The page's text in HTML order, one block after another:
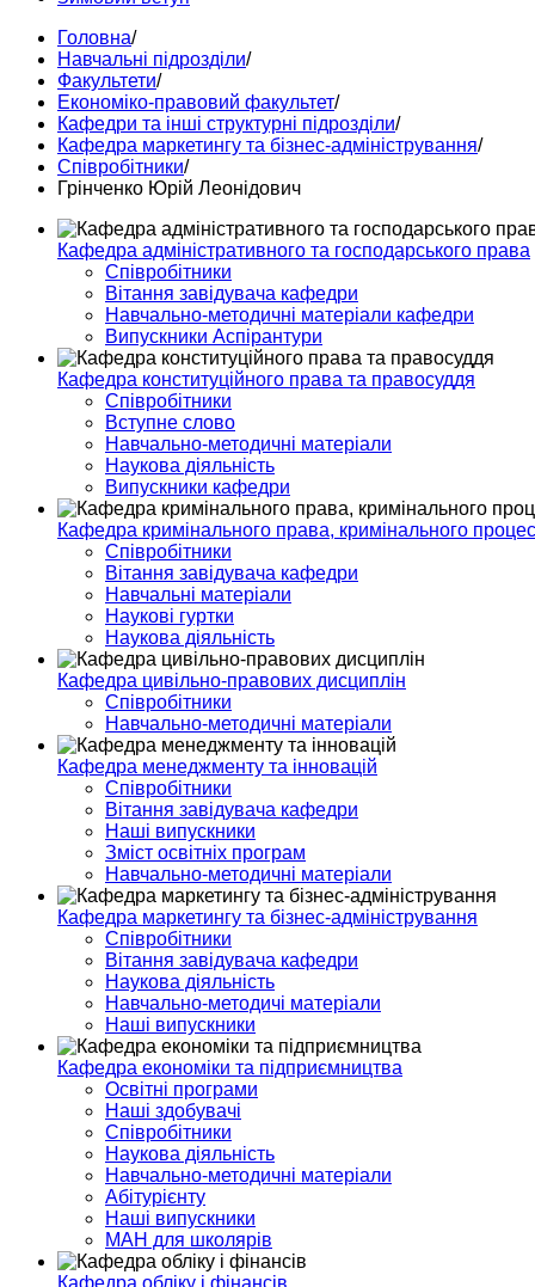
Головна/
Навчальні підрозділи/
Факультети/
Економіко-правовий факультет/
Кафедри та інші структурні підрозділи/
Кафедра маркетингу та бізнес-адміністрування/
Співробітники/
Грінченко Юрій Леонідович
Кафедра адміністративного та господарського права
Співробітники
Вітання завідувача кафедри
Навчально-методичні матеріали кафедри
Випускники Аспірантури
Кафедра конституційного права та правосуддя
Співробітники
Вступне слово
Навчально-методичні матеріали
Наукова діяльність
Випускники кафедри
Кафедра кримінального права, кримінального
Співробітники
Вітання завідувача кафедри
Навчальні матеріали
Наукові гуртки
Наукова діяльність
Кафедра цивільно-правових дисциплін
Співробітники
Навчально-методичні матеріали
Кафедра менеджменту та інновацій
Співробітники
Вітання завідувача кафедри
Наші випускники
Зміст освітніх програм
Навчально-методичні матеріали
Кафедра маркетингу та бізнес-адміністрування
Співробітники
Вітання завідувача кафедри
Наукова діяльність
Навчально-методичі матеріали
Наші випускники
Кафедра економіки та підприємництва
Освітні програми
Наші здобувачі
Співробітники
Наукова діяльність
Навчально-методичні матеріали
Абітурієнту
Наші випускники
МАН для школярів
Кафедра обліку і фінансів